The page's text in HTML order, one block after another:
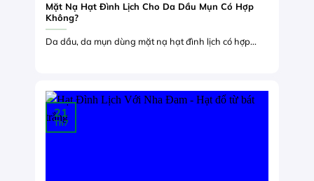
Mặt Nạ Hạt Đình Lịch Cho Da Dầu Mụn Có Hợp
Không?
Da dầu, da mụn dùng mặt nạ hạt đình lịch có hợp...
21
Th7